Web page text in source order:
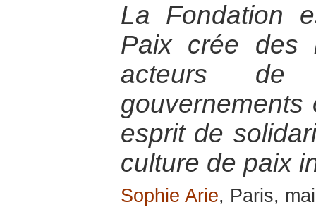
La Fondation
Paix crée des
acteurs de
esprit de
culture de paix
Sophie Arie, Paris,